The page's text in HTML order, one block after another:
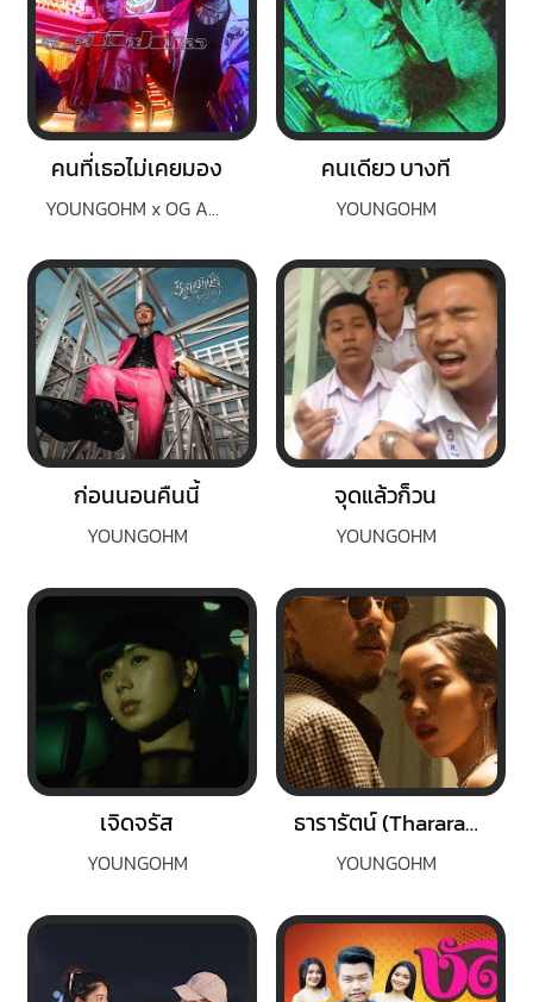
คนที่เธอไม่เคยมอง
YOUNGOHM x OG ANIC
คนเดียว บางที
YOUNGOHM
ก่อนนอนคืนนี้
YOUNGOHM
จุดแล้วก็วน
YOUNGOHM
เจิดจรัส
YOUNGOHM
ธารารัตน์ (Thararat)
YOUNGOHM